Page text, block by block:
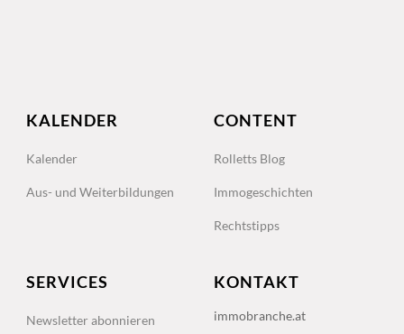
KALENDER
Kalender
Aus- und Weiterbildungen
CONTENT
Rolletts Blog
Immogeschichten
Rechtstipps
SERVICES
Newsletter abonnieren
KONTAKT
immobranche.at